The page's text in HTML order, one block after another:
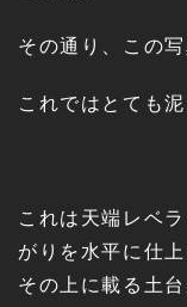
その通り、この
これではとても
これは天端レベ
がりを水平に仕上
その上に載る土